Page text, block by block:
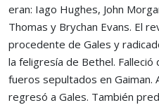
eran: Iago Hughes, John
Thomas y Brychan Evans. El
procedente de Gales y
la feligresía de Bethel.
fueros sepultados en Gaiman.
regresó a Gales. También